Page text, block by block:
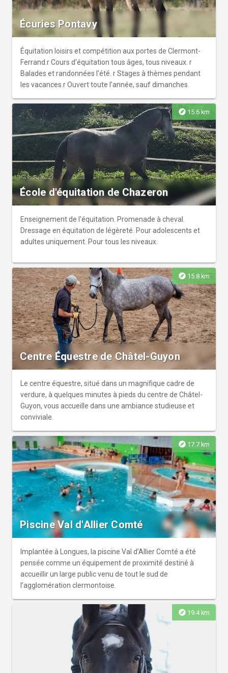
Écuries Pontavy
Équitation loisirs et compétition aux portes de Clermont-
Ferrand.r Cours d'équitation tous âges, tous niveaux. r
Balades et randonnées l'été. r Stages à thèmes pendant
les vacances.r Ouvert toute l'année, sauf dimanches.
explore 15.6 km
École d'équitation de Chazeron
Enseignement de l'équitation. Promenade à cheval.
Dressage en équitation de légèreté. Pour adolescents et
adultes uniquement. Pour tous les niveaux.
explore 15.8 km
Centre Équestre de Châtel-Guyon
Le centre équestre, situé dans un magnifique cadre de
verdure, à quelques minutes à pieds du centre de Châtel-
Guyon, vous accueille dans une ambiance studieuse et
conviviale.
explore 17.7 km
Piscine Val d'Allier Comté
Implantée à Longues, la piscine Val d’Allier Comté a été
pensée comme un équipement de proximité destiné à
accueillir un large public venu de tout le sud de
l’agglomération clermontoise.
explore 19.4 km